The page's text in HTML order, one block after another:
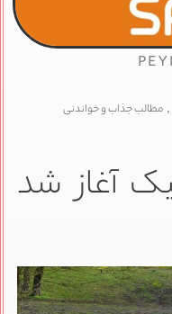
, مطالب جذاب و خواندنی
آغاز شد